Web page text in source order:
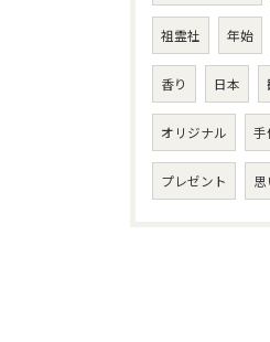
祖霊社 年始
香り 日本
オリジナル 手
プレゼント 思